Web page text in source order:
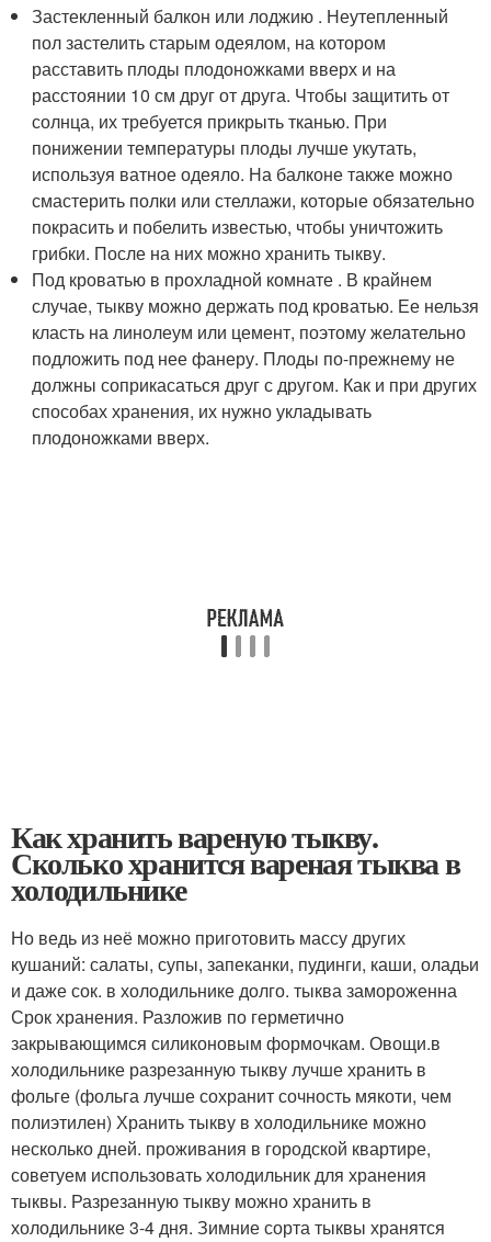
Застекленный балкон или лоджию . Неутепленный
пол застелить старым одеялом, на котором
расставить плоды плодоножками вверх и на
расстоянии 10 см друг от друга. Чтобы защитить от
солнца, их требуется прикрыть тканью. При
понижении температуры плоды лучше укутать,
используя ватное одеяло. На балконе также можно
смастерить полки или стеллажи, которые обязательно
покрасить и побелить известью, чтобы уничтожить
грибки. После на них можно хранить тыкву.
Под кроватью в прохладной комнате . В крайнем
случае, тыкву можно держать под кроватью. Ее нельзя
класть на линолеум или цемент, поэтому желательно
подложить под нее фанеру. Плоды по-прежнему не
должны соприкасаться друг с другом. Как и при других
способах хранения, их нужно укладывать
плодоножками вверх.
Как хранить вареную тыкву.
Сколько хранится вареная тыква в
холодильнике
Но ведь из неё можно приготовить массу других
кушаний: салаты, супы, запеканки, пудинги, каши, оладьи
и даже сок. в холодильнике долго. тыква замороженна
Срок хранения. Разложив по герметично
закрывающимся силиконовым формочкам. Овощи.в
холодильнике разрезанную тыкву лучше хранить в
фольге (фольга лучше сохранит сочность мякоти, чем
полиэтилен) Хранить тыкву в холодильнике можно
несколько дней. проживания в городской квартире,
советуем использовать холодильник для хранения
тыквы. Разрезанную тыкву можно хранить в
холодильнике 3-4 дня. Зимние сорта тыквы хранятся